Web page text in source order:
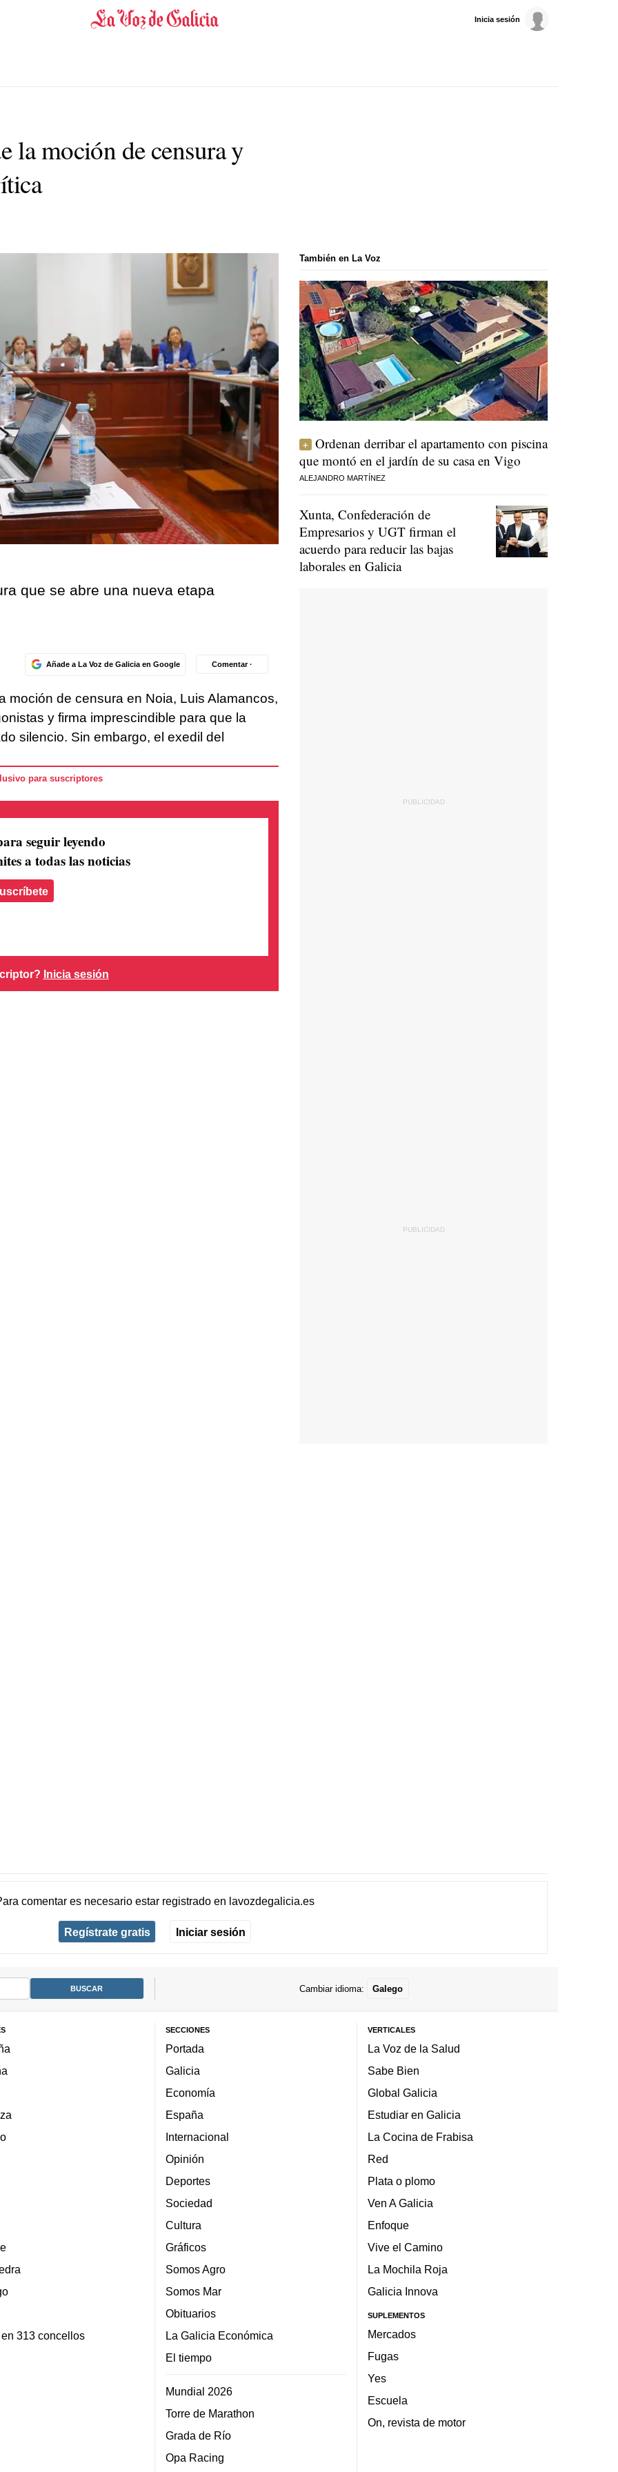
Inicia sesión
la moción de censura y
que se abre una nueva etapa
Añade a La Voz de Galicia en Google Comentar ·
moción de censura en Noia, Luis Alamancos,
y firma imprescindible para que la
silencio. Sin embargo, el exedil del
para suscriptores
seguir leyendo
a todas las noticias
Inicia sesión
También en La Voz
Ordenan derribar el apartamento con piscina
que montó en el jardín de su casa en Vigo
ALEJANDRO MARTÍNEZ
Xunta, Confederación de
Empresarios y UGT firman el
acuerdo para reducir las bajas
laborales en Galicia
comentar es necesario estar registradoen lavozdegalicia.es
Regístrate gratis Iniciar sesión
Cambiar idioma: Galego
313 concellos
SECCIONES
Portada
Galicia
Economía
España
Internacional
Opinión
Deportes
Sociedad
Cultura
Gráficos
Somos Agro
Somos Mar
Obituarios
La Galicia Económica
El tiempo
Mundial 2026
Torre de Marathon
Grada de Río
Opa Racing
VERTICALES
La Voz de la Salud
Sabe Bien
Global Galicia
Estudiar en Galicia
La Cocina de Frabisa
Red
Plata o plomo
Ven A Galicia
Enfoque
Vive el Camino
La Mochila Roja
Galicia Innova
SUPLEMENTOS
Mercados
Fugas
Yes
Escuela
On, revista de motor